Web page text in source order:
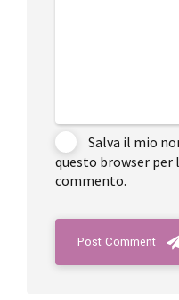
Salva il mio
questo browser per
commento.
Post Comment